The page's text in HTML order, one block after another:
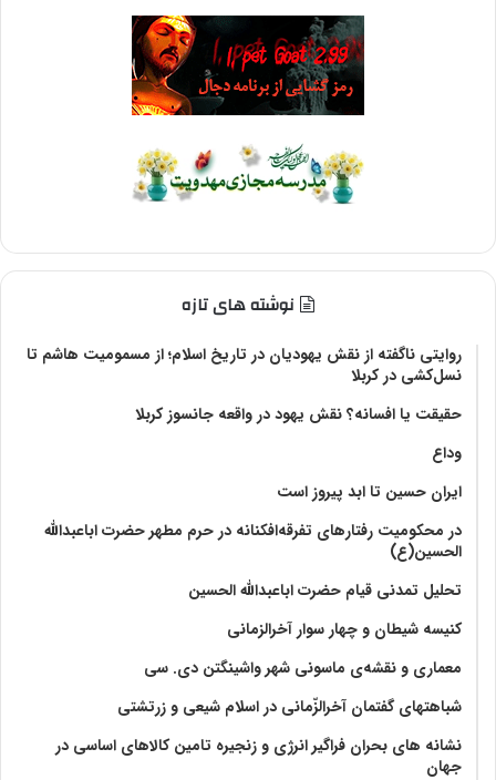
نوشته های تازه
روایتی ناگفته از نقش یهودیان در تاریخ اسلام؛ از مسمومیت هاشم تا
نسل‌کشی در کربلا
حقیقت یا افسانه؟‌ نقش یهود در واقعه جانسوز کربلا
وداع
ایران حسین تا ابد پیروز است
در محکومیت رفتارهای تفرقه‌افکنانه در حرم مطهر حضرت اباعبدالله
الحسین(ع)
تحلیل تمدنی قیام حضرت اباعبدالله الحسین
کنیسه شیطان و چهار سوار آخرالزمانی
معماری و نقشه‌ی ماسونی شهر واشينگتن دی. سی
شباهتهای گفتمان آخر‌الزّمانی در اسلام شیعی و زرتشتی
نشانه های بحران فراگیر انرژی و زنجیره تامین کالاهای اساسی در
جهان